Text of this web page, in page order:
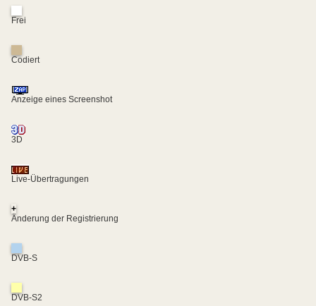
Frei
Codiert
Anzeige eines Screenshot
3D
Live-Übertragungen
+
Änderung der Registrierung
DVB-S
DVB-S2